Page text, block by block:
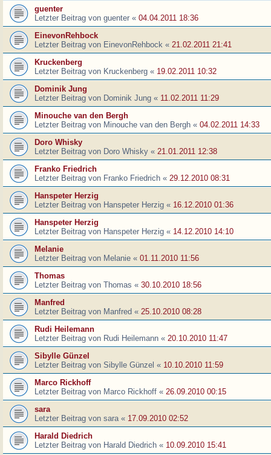
guenter
Letzter Beitrag von guenter « 04.04.2011 18:36
EinevonRehbock
Letzter Beitrag von EinevonRehbock « 21.02.2011 21:41
Kruckenberg
Letzter Beitrag von Kruckenberg « 19.02.2011 10:32
Dominik Jung
Letzter Beitrag von Dominik Jung « 11.02.2011 11:29
Minouche van den Bergh
Letzter Beitrag von Minouche van den Bergh « 04.02.2011 14:33
Doro Whisky
Letzter Beitrag von Doro Whisky « 21.01.2011 12:38
Franko Friedrich
Letzter Beitrag von Franko Friedrich « 29.12.2010 08:31
Hanspeter Herzig
Letzter Beitrag von Hanspeter Herzig « 16.12.2010 01:36
Hanspeter Herzig
Letzter Beitrag von Hanspeter Herzig « 14.12.2010 14:10
Melanie
Letzter Beitrag von Melanie « 01.11.2010 11:56
Thomas
Letzter Beitrag von Thomas « 30.10.2010 18:56
Manfred
Letzter Beitrag von Manfred « 25.10.2010 08:28
Rudi Heilemann
Letzter Beitrag von Rudi Heilemann « 20.10.2010 11:47
Sibylle Günzel
Letzter Beitrag von Sibylle Günzel « 10.10.2010 11:59
Marco Rickhoff
Letzter Beitrag von Marco Rickhoff « 26.09.2010 00:15
sara
Letzter Beitrag von sara « 17.09.2010 02:52
Harald Diedrich
Letzter Beitrag von Harald Diedrich « 10.09.2010 15:41